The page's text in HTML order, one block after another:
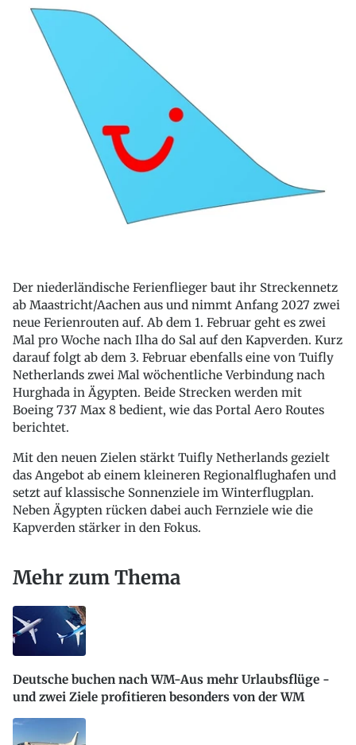
Der niederländische Ferienflieger baut ihr Streckennetz
ab Maastricht/Aachen aus und nimmt Anfang 2027 zwei
neue Ferienrouten auf. Ab dem 1. Februar geht es zwei
Mal pro Woche nach Ilha do Sal auf den Kapverden. Kurz
darauf folgt ab dem 3. Februar ebenfalls eine von Tuifly
Netherlands zwei Mal wöchentliche Verbindung nach
Hurghada in Ägypten. Beide Strecken werden mit
Boeing 737 Max 8 bedient, wie das Portal Aero Routes
berichtet.
Mit den neuen Zielen stärkt Tuifly Netherlands gezielt
das Angebot ab einem kleineren Regionalflughafen und
setzt auf klassische Sonnenziele im Winterflugplan.
Neben Ägypten rücken dabei auch Fernziele wie die
Kapverden stärker in den Fokus.
Mehr zum Thema
Deutsche buchen nach WM-Aus mehr Urlaubsflüge -
und zwei Ziele profitieren besonders von der WM